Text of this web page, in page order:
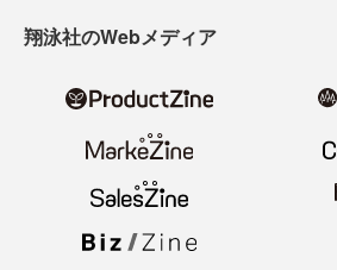
翔泳社のWebメディア